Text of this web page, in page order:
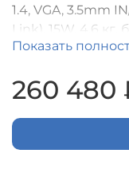
1.4, VGA, 3.5mm
Link), 15W, 4.6 кг,
Показать
260 480